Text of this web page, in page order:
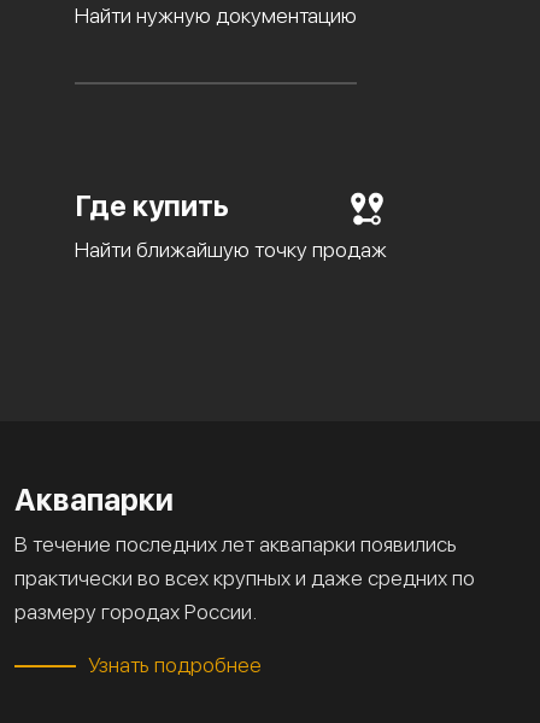
Найти нужную документацию
Где купить
Найти ближайшую точку продаж
Аквапарки
В течение последних лет аквапарки появились
практически во всех крупных и даже средних по
размеру городах России.
Узнать подробнее